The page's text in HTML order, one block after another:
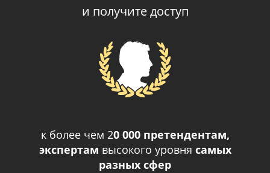
и получите доступ
к более чем 20 000 претендентам,
экспертам высокого уровня самых
разных сфер